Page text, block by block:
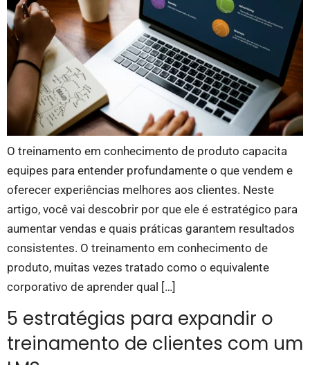
O treinamento em conhecimento de produto capacita
equipes para entender profundamente o que vendem e
oferecer experiências melhores aos clientes. Neste
artigo, você vai descobrir por que ele é estratégico para
aumentar vendas e quais práticas garantem resultados
consistentes. O treinamento em conhecimento de
produto, muitas vezes tratado como o equivalente
corporativo de aprender qual […]
5 estratégias para expandir o
treinamento de clientes com um